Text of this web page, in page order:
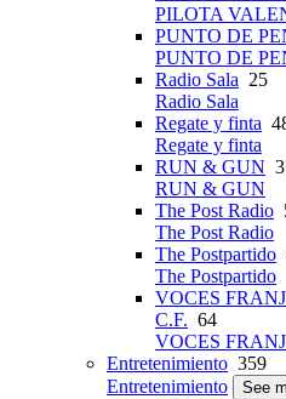
PILOTA
PUNTO DE
PUNTO DE
Radio Sala 25
Radio Sala
Regate y finta
Regate y finta
RUN & GUN
RUN & GUN
The Post Radio
The Post Radio
The Postpartido
The Postpartido
VOCES
C.F. 64
VOCES
Entretenimiento 359
Entretenimiento
See